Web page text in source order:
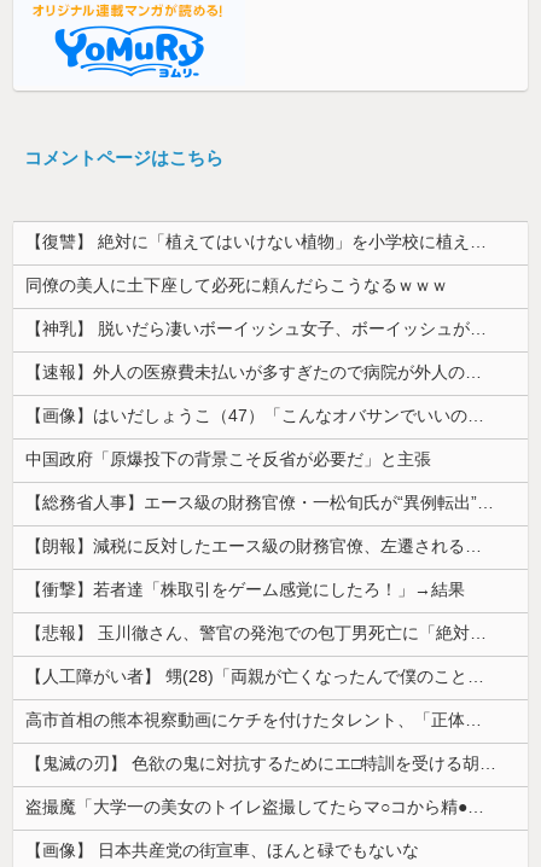
コメントページはこちら
【復讐】 絶対に「植えてはいけない植物」を小学校に植えた→20年経って見に行くと…「！？」衝撃の光景が・・・
同僚の美人に土下座して必死に頼んだらこうなるｗｗｗ
【神乳】 脱いだら凄いボーイッシュ女子、ボーイッシュがどうでも良くなる ”お○ぱい” がこちらｗｗｗｗｗ
【速報】外人の医療費未払いが多すぎたので病院が外人の治療を断るようになってしまう
【画像】はいだしょうこ（47）「こんなオバサンでいいの…？」
中国政府「原爆投下の背景こそ反省が必要だ」と主張
【総務省人事】エース級の財務官僚・一松旬氏が“異例転出”へ 官邸幹部「協力的でなかったから」
【朗報】減税に反対したエース級の財務官僚、左遷されるｗｗｗｗｗｗ
【衝撃】若者達「株取引をゲーム感覚にしたろ！」→結果
【悲報】 玉川徹さん、警官の発泡での包丁男死亡に「絶対に死刑にならない罪なのに警察が死刑にした！」 → 元警官のマジレスがコチラ → ………
【人工障がい者】 甥(28)「両親が亡くなったんで僕のこと引き取ってほしいんですけど！」なんでいい年したヒキニートを引き取らなきゃいけないんだ...
高市首相の熊本視察動画にケチを付けたタレント、「正体バレバレよな」と黒電話の呼び方であっさりと……
【鬼滅の刃】 色欲の鬼に対抗するためにエ□特訓を受ける胡蝶しのぶ…！クールなしのぶが快楽に抗えず翻弄されちゃう…
盗撮魔「大学一の美女のトイレ盗撮してたらマ○コから精●出てきたんだが…」（動画あり）
【画像】 日本共産党の街宣車、ほんと碌でもないな